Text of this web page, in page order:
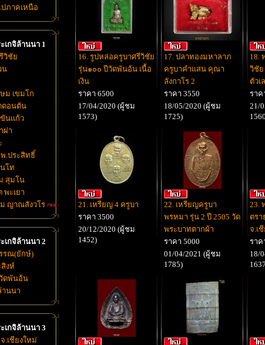
ภาคเหนือ
เกจิล้านนา 1
วิชัย
น
ม เขมโก
ดอนตัน
นแก้ว
ผ่า
.ประสิทธิ์
โท
สุมโน
พะเยา
ญาณสังวโร
เกจิล้านนา 2
รณ(ยักษ์)
งห์
ดพันอ้น
านนา
เกจิล้านนา 3
.เชียงใหม่
16. รูปหล่อครูบาศรีวิชัย
รุ่น๑๐๐ ปีวัดพันอ้น เนื้อ
เงิน
ราคา 6500
17/04/2020 (ผู้ชม
1573)
17. ปลาทองมหาลาภ
ครูบาคำแสน คุณา
ลังกาโร 2
ราคา 3550
18/05/2020 (ผู้ชม
1725)
18.
วิชั
ตัวเ
ราค
21/
21. เหรียญ 4 ครูบา
ราคา 3500
20/12/2020 (ผู้ชม
1452)
22. เหรียญครูบา
พรหมา รุ่น 2 ปี 2505 วัด
พระบาทตากผ้า
ราคา 5000
01/04/2021 (ผู้ชม
1785)
23.
ตร
จ.เ
ราค
18/